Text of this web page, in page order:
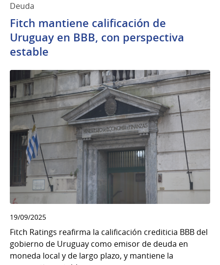
Deuda
Fitch mantiene calificación de
Uruguay en BBB, con perspectiva
estable
19/09/2025
Fitch Ratings reafirma la calificación crediticia BBB del
gobierno de Uruguay como emisor de deuda en
moneda local y de largo plazo, y mantiene la